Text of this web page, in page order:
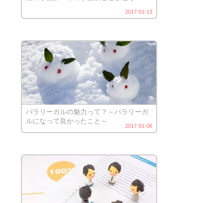
2017-01-13
パラリーガルの魅力って？～パラリーガ
ルになって良かったこと～
2017-01-06